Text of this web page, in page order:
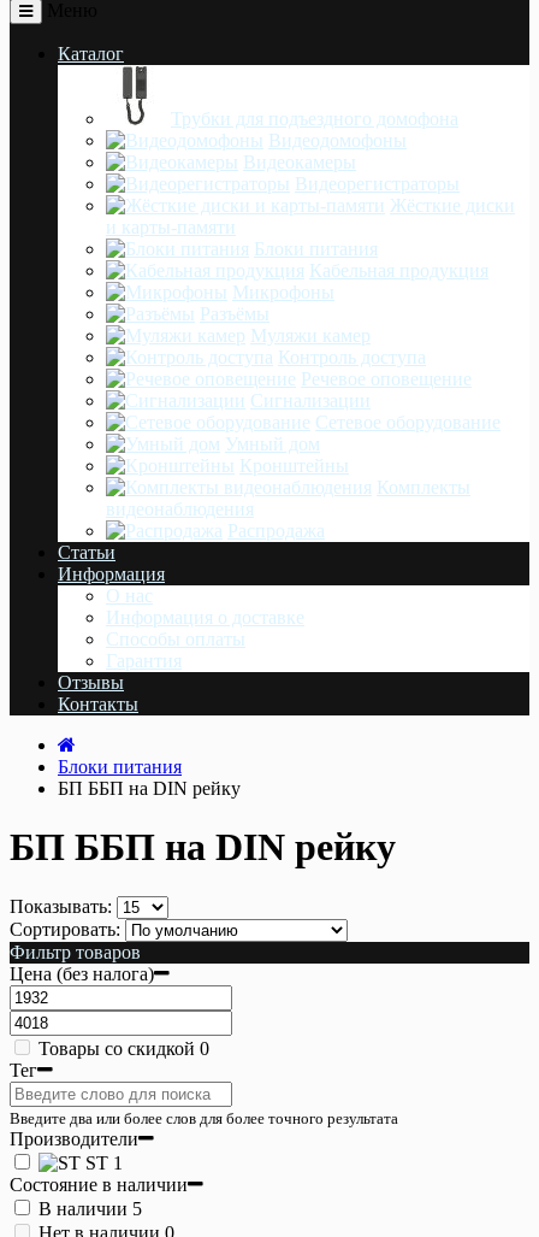
Каталог
Трубки для подъездного домофона
Видеодомофоны
Видеокамеры
Видеорегистраторы
Жёсткие диски
и карты-памяти
Блоки питания
Кабельная продукция
Микрофоны
Разъёмы
Муляжи камер
Контроль доступа
Речевое оповещение
Сигнализации
Сетевое оборудование
Умный дом
Кронштейны
Комплекты
видеонаблюдения
Распродажа
Статьи
Информация
О нас
Информация о доставке
Cпособы оплаты
Гарантия
Отзывы
Контакты
Блоки питания
БП ББП на DIN рейку
БП ББП на DIN рейку
Показывать:
Сортировать:
Фильтр товаров
Цена (без налога)
Товары со скидкой 0
Тег
Введите два или более слов для более точного результата
Производители
ST 1
Состояние в наличии
В наличии 5
Нет в наличии 0